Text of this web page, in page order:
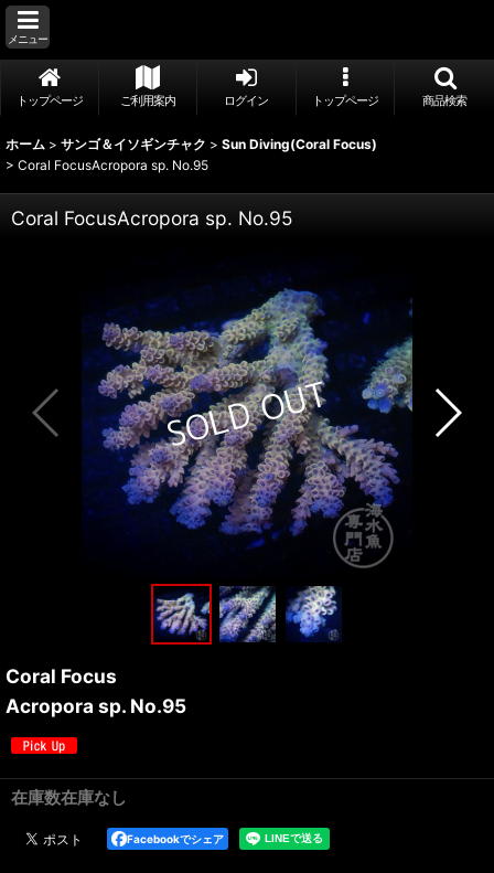
メニュー
トップページ ご利用案内 ログイン トップページ 商品検索
ホーム > サンゴ＆イソギンチャク > Sun Diving(Coral Focus)
> Coral FocusAcropora sp. No.95
Coral FocusAcropora sp. No.95
Coral Focus
Acropora sp. No.95
在庫数在庫なし
Facebookでシェア